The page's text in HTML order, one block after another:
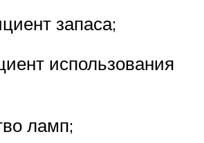
запаса;
использования
ламп;